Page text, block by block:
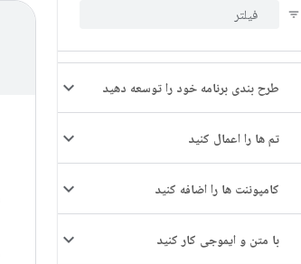
طرح بندی برنامه خود را توسعه دهید
تم ها را اعمال کنید
کامپوننت ها را اضافه کنید
با متن و ایموجی کار کنید